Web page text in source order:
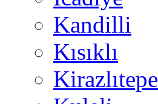
Kandilli
Kısıklı
Kirazlıtepe